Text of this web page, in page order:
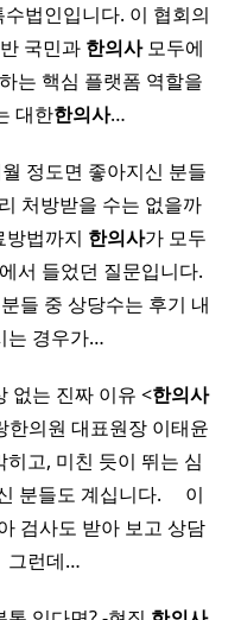
법인입니다. 이 협회의
국민과 한의사모두에
는 핵심 플랫폼 역할을
대한한의사…
정도면 좋아지신 분들
처방받을 수는 없을까
방법까지 한의사가 모두
서 들었던 질문입니다.
들 중 상당수는 후기 내
는 경우가…
없는 진짜 이유 <한의사
한의원 대표원장 이태윤
고, 미친 듯이 뛰는 심
분들도 계십니다. ​ ​ ​ ​ 이
검사도 받아 보고 상담
그런데…